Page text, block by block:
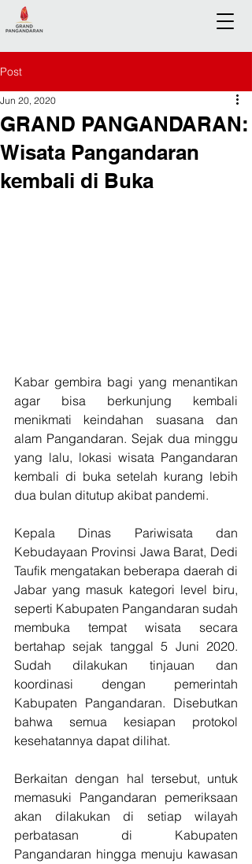
Post
GRAND PANGANDARAN:
Wisata Pangandaran
kembali di Buka
Jun 20, 2020
Kabar gembira bagi yang menantikan
agar bisa berkunjung kembali
menikmati keindahan suasana dan
alam Pangandaran. Sejak dua minggu
yang lalu, lokasi wisata Pangandaran
kembali di buka setelah kurang lebih
dua bulan ditutup akibat pandemi.
Kepala Dinas Pariwisata dan
Kebudayaan Provinsi Jawa Barat, Dedi
Taufik mengatakan beberapa daerah di
Jabar yang masuk kategori level biru,
seperti Kabupaten Pangandaran sudah
membuka tempat wisata secara
bertahap sejak tanggal 5 Juni 2020.
Sudah dilakukan tinjauan dan
koordinasi dengan pemerintah
Kabupaten Pangandaran. Disebutkan
bahwa semua kesiapan protokol
kesehatannya dapat dilihat.
Berkaitan dengan hal tersebut, untuk
memasuki Pangandaran pemeriksaan
akan dilakukan di setiap wilayah
perbatasan di Kabupaten
Pangandaran hingga menuju kawasan